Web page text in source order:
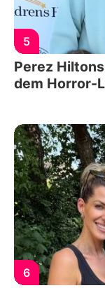
5
Perez
dem Horror-
6